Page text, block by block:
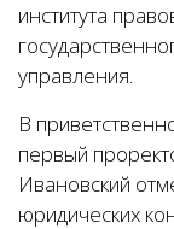
института
управления.
В
первый
Ивановский
юридических